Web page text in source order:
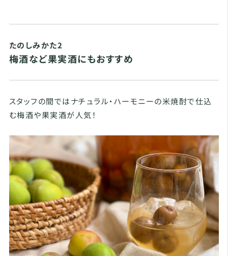
たのしみかた2
梅酒など果実酒にもおすすめ
スタッフの間ではナチュラル・ハーモニーの米焼酎で仕込
む梅酒や果実酒が人気！